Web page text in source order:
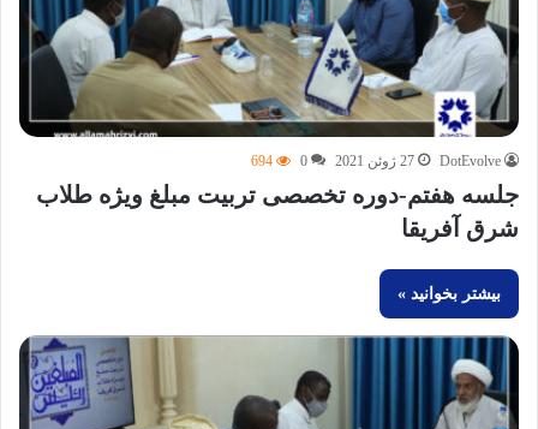
DotEvolve 27 ژوئن 2021 0
694
جلسه هفتم-دوره تخصصی تربیت مبلغ ویژه طلاب
شرق آفریقا
بیشتر بخوانید »